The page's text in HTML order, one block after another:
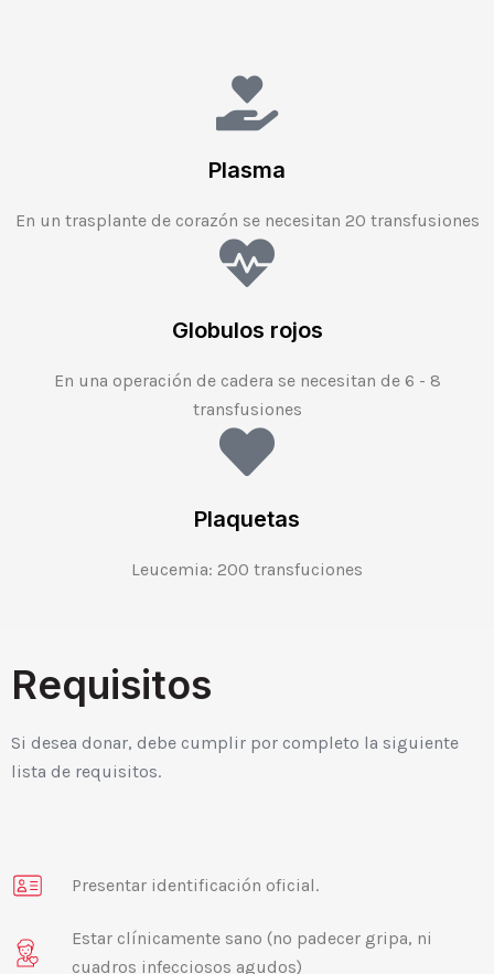
Plasma
En un trasplante de corazón se necesitan 20 transfusiones
Globulos rojos
En una operación de cadera se necesitan de 6 - 8
transfusiones
Plaquetas
Leucemia: 200 transfuciones
Requisitos
Si desea donar, debe cumplir por completo la siguiente
lista de requisitos.
Presentar identificación oficial.
Estar clínicamente sano (no padecer gripa, ni
cuadros infecciosos agudos)